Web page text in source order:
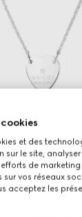
avec
et des
sur le site,
de
vos réseaux
acceptez les